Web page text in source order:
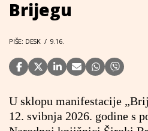
Brijegu
PIŠE: DESK / 9.16.
U sklopu manifestacije
12. svibnja 2026. godine s